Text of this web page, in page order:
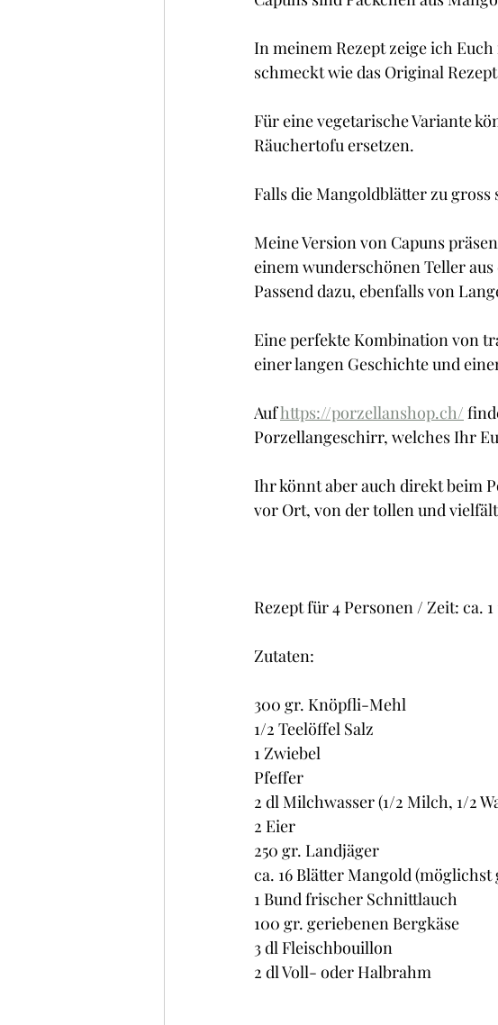
Frühstück Glacé/ Sorbet Brot
In meinem Rezept zeige ich
schmeckt wie das Original
Für eine vegetarische Variante
Räuchertofu ersetzen.
Falls die Mangoldblätter zu
Meine Version von Capuns
einem wunderschönen Teller
Passend dazu, ebenfalls von
Eine perfekte Kombination von
einer langen Geschichte und
Auf https://porzellanshop.ch/
Porzellangeschirr, welches Ihr
Ihr könnt aber auch direkt beim
vor Ort, von der tollen und
Rezept für 4 Personen / Zeit: ca. 1
Zutaten:
300 gr. Knöpfli-Mehl
1/2 Teelöffel Salz
1 Zwiebel
Pfeffer
2 dl Milchwasser (1/2 Milch, 1/2
2 Eier
250 gr. Landjäger
ca. 16 Blätter Mangold (möglichst
1 Bund frischer Schnittlauch
100 gr. geriebenen Bergkäse
3 dl Fleischbouillon
2 dl Voll- oder Halbrahm